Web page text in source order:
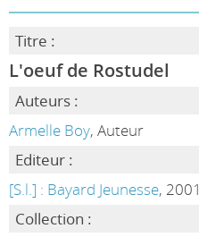
Titre :
L'oeuf de Rostudel
Auteurs :
Armelle Boy, Auteur
Editeur :
[S.l.] : Bayard Jeunesse, 2001
Collection :